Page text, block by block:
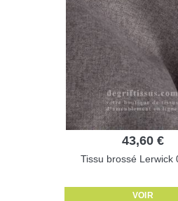
43,60 €
Tissu brossé Lerwick
VOIR